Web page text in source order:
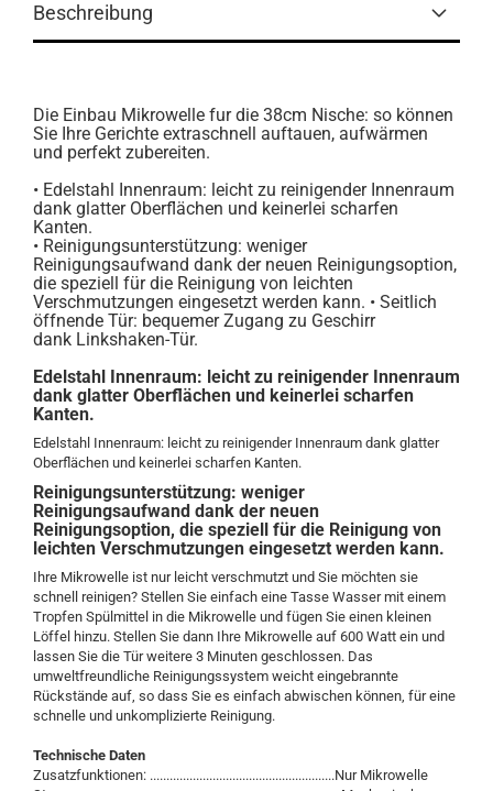
Beschreibung
Die Einbau Mikrowelle fur die 38cm Nische: so können
Sie Ihre Gerichte extraschnell auftauen, aufwärmen
und perfekt zubereiten.
• Edelstahl Innenraum: leicht zu reinigender Innenraum
dank glatter Oberflächen und keinerlei scharfen
Kanten.
• Reinigungsunterstützung: weniger
Reinigungsaufwand dank der neuen Reinigungsoption,
die speziell für die Reinigung von leichten
Verschmutzungen eingesetzt werden kann. • Seitlich
öffnende Tür: bequemer Zugang zu Geschirr
dank Linkshaken-Tür.
Edelstahl Innenraum: leicht zu reinigender Innenraum
dank glatter Oberflächen und keinerlei scharfen
Kanten.
Edelstahl Innenraum: leicht zu reinigender Innenraum dank glatter
Oberflächen und keinerlei scharfen Kanten.
Reinigungsunterstützung: weniger
Reinigungsaufwand dank der neuen
Reinigungsoption, die speziell für die Reinigung von
leichten Verschmutzungen eingesetzt werden kann.
Ihre Mikrowelle ist nur leicht verschmutzt und Sie möchten sie
schnell reinigen? Stellen Sie einfach eine Tasse Wasser mit einem
Tropfen Spülmittel in die Mikrowelle und fügen Sie einen kleinen
Löffel hinzu. Stellen Sie dann Ihre Mikrowelle auf 600 Watt ein und
lassen Sie die Tür weitere 3 Minuten geschlossen. Das
umweltfreundliche Reinigungssystem weicht eingebrannte
Rückstände auf, so dass Sie es einfach abwischen können, für eine
schnelle und unkomplizierte Reinigung.
Technische Daten
Zusatzfunktionen: ........................................................Nur Mikrowelle